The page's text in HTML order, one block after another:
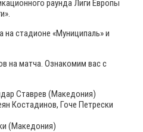
раунда Лиги Европы
на стадионе «Муниципаль» и
на матча. Ознакомим вас с
Ставрев (Македония)
Костадинов, Гоче Петрески
(Македония)